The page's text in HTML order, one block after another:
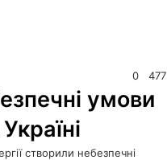
0 477
умови
створили небезпечні